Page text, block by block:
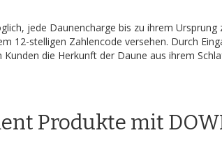
jede Daunencharge bis zu ihrem
12-stelligen Zahlencode versehen. Durch
die Herkunft der Daune aus ihrem
Produkte mit